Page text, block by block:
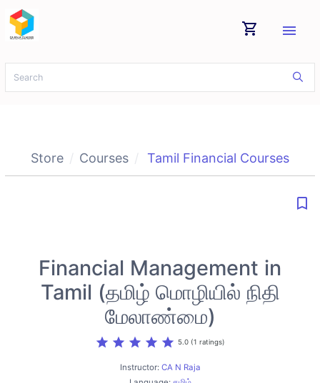
shopping_cart menu
Store Courses Tamil Financial Courses
bookmark_border
Financial Management in
Tamil (தமிழ் மொழியில் நிதி
மேலாண்மை)
star star star star star 5.0 (1 ratings)
Instructor: CA N Raja